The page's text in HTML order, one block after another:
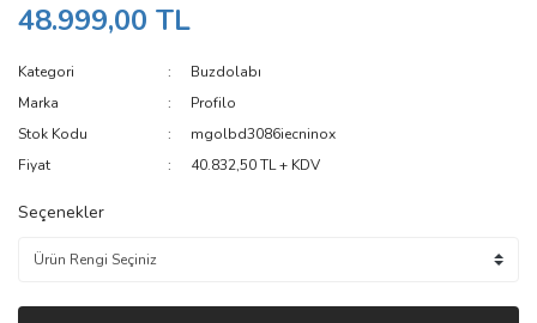
48.999,00 TL
Kategori
Buzdolabı
Marka
Profilo
Stok Kodu
mgolbd3086iecninox
Fiyat
40.832,50 TL + KDV
Seçenekler